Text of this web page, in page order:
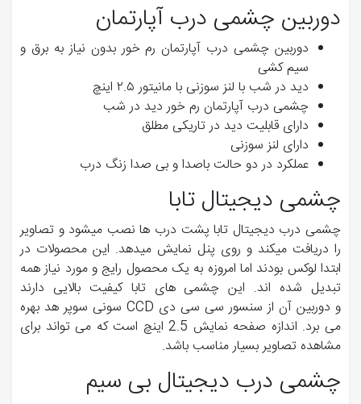
دوربین چشمی درب آپارتمان
دوربین چشمی درب آپارتمان رم خور بدون نیاز به برق و
سیم کشی
دید در شب با لنز سوزنی با مانیتور ۲.۵ اینچ
چشمی درب آپارتمان رم خور دید در شب
دارای قابلیت دید در تاریکی مطلق
دارای لنز سوزنی
عملکرد در دو حالت باصدا و بی صدا زنگ درب
چشمی دیجیتال تابا
چشمی درب دیجیتال تابا پشت درب ها نصب میشود و تصاویر
را دریافت میکند و روی پنل نمایش میدهد. این محصولات در
ابتدا لوکس بودند اما امروزه به یک محصول رایج و مورد نیاز همه
تبدیل شده اند. این چشمی های تابا کیفیت بالایی دارند
و دوربین آن از سنسور سی سی دی CCD سونی سوپر هد بهره
می برد. اندازه صفحه نمایش 2.5 اینچ است که می تواند برای
مشاهده تصاویر بسیار مناسب باشد.
چشمی درب دیجیتال بی سیم